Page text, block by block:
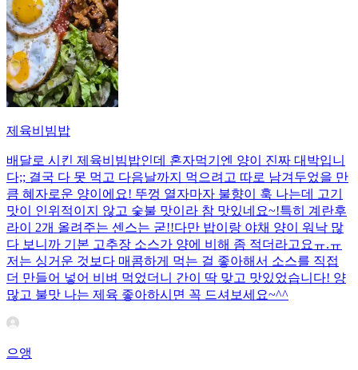
제육비빔밥
배달로 시킨 제육비빔밥인데 혼자먹기엔 양이 진짜 대박입니
다;; 결국 다 못 먹고 다음날까지 먹으려고 따로 남겨두었을 만
큼 혜자로운 양이에요! 뚜껑 열자마자 불향이 훅 나는데 고기
맛이 인위적이지 않고 숯불 맛이라 참 맛있네요~!특히 계란후
라이 2개 올려주는 센스는 굳!! ​다만 밥이랑 야채 양이 워낙 많
다 보니까 기본 고추장 소스가 양에 비해 좀 적더라고요ㅠ.ㅠ
저는 싱거운 것보다 매콤하게 먹는 걸 좋아해서 소스를 직접
더 만들어 넣어 비벼 먹었더니 간이 딱 맞고 맛있었습니다! 양
많고 불맛 나는 제육 좋아하시면 꼭 드셔보세요~^^
으앵